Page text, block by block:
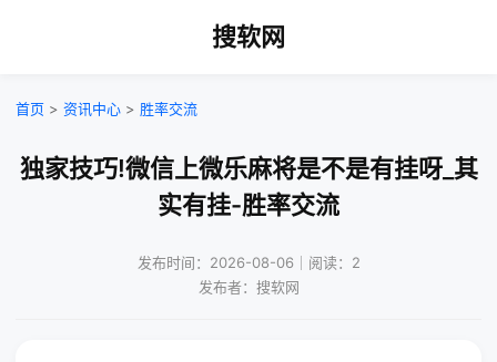
搜软网
首页 > 资讯中心 > 胜率交流
独家技巧!微信上微乐麻将是不是有挂呀_其
实有挂-胜率交流
发布时间：2026-08-06｜阅读：2
发布者：搜软网